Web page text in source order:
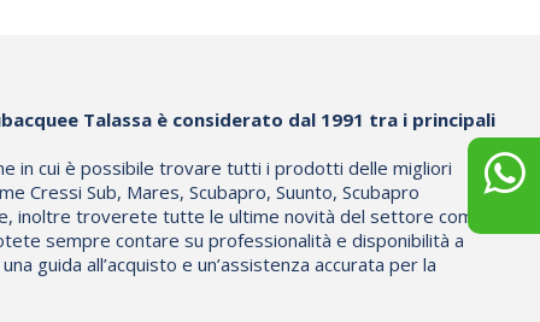
Talassa è considerato dal 1991 tra i principali
in cui è possibile trovare tutti i prodotti delle migliori
Cressi Sub, Mares, Scubapro, Suunto, Scubapro
inoltre troverete tutte le ultime novità del settore come
sempre contare su professionalità e disponibilità a
guida all’acquisto e un’assistenza accurata per la